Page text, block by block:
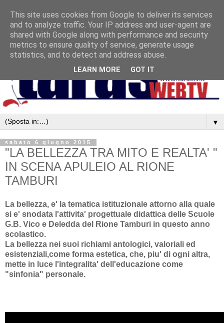
▼
sabato 6 giugno 2015
"LA BELLEZZA TRA MITO E REALTA' "
IN SCENA APULEIO AL RIONE
TAMBURI
La bellezza, e' la tematica istituzionale attorno alla quale
si e' snodata l'attivita' progettuale didattica delle Scuole
G.B. Vico e Deledda del Rione Tamburi in questo anno
scolastico.
La bellezza nei suoi richiami antologici, valoriali ed
esistenziali,come forma estetica, che, piu' di ogni altra,
mette in luce l'integralita' dell'educazione come
"sinfonia" personale.
This site uses cookies from Google to deliver its services
and to analyze traffic. Your IP address and user-agent are
shared with Google along with performance and security
metrics to ensure quality of service, generate usage
statistics, and to detect and address abuse.
LEARN MORE GOT IT